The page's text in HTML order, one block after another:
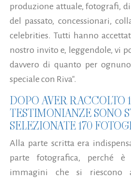
produzione attuale, fotografi,
del passato, concessionari,
celebrities. Tutti hanno
nostro invito e, leggendole, vi
davvero di quanto per
speciale con Riva".
DOPO AVER RACCOLTO
TESTIMONIANZE SONO
SELEZIONATE 170
Alla parte scritta era
parte fotografica, perché è
immagini che si riescono